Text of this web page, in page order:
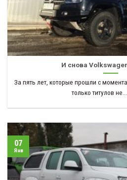
И снова
За пять лет, которые прошли с
только титулов
07
Янв